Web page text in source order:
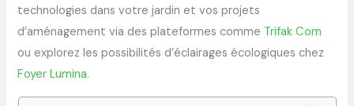
technologies dans votre jardin et vos projets
d’aménagement via des plateformes comme Trifak Com
ou explorez les possibilités d’éclairages écologiques chez
Foyer Lumina.